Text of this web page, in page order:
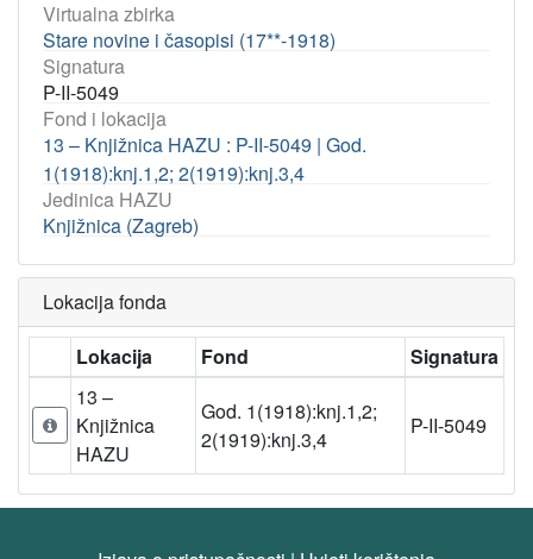
Virtualna zbirka
Stare novine i časopisi (17**-1918)
Signatura
P-II-5049
Fond i lokacija
13 – Knjižnica HAZU : P-II-5049 | God.
1(1918):knj.1,2; 2(1919):knj.3,4
Jedinica HAZU
Knjižnica (Zagreb)
Lokacija fonda
Lokacija
Fond
Signatura
13 –
Knjižnica
HAZU
God. 1(1918):knj.1,2;
2(1919):knj.3,4
P-II-5049